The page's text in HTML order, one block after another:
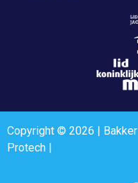
Copyright © 2026 | Bakker
Protech |